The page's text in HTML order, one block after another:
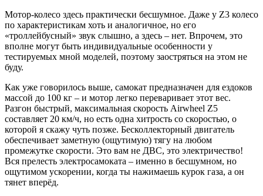
Мотор-колесо здесь практически бесшумное. Даже у Z3 колесо
по характеристикам хоть и аналогичное, но его
«троллейбусный» звук слышно, а здесь – нет. Впрочем, это
вполне могут быть индивидуальные особенности у
тестируемых мной моделей, поэтому заостряться на этом не
буду.
Как уже говорилось выше, самокат предназначен для ездоков
массой до 100 кг – и мотор легко переваривает этот вес.
Разгон быстрый, максимальная скорость Airwheel Z5
составляет 20 км/ч, но есть одна хитрость со скоростью, о
которой я скажу чуть позже. Бесколлекторный двигатель
обеспечивает заметную (ощутимую) тягу на любом
промежутке скорости. Это вам не ДВС, это электричество!
Вся прелесть электросамоката – именно в бесшумном, но
ощутимом ускорении, когда ты нажимаешь курок газа, а он
тянет вперёд.